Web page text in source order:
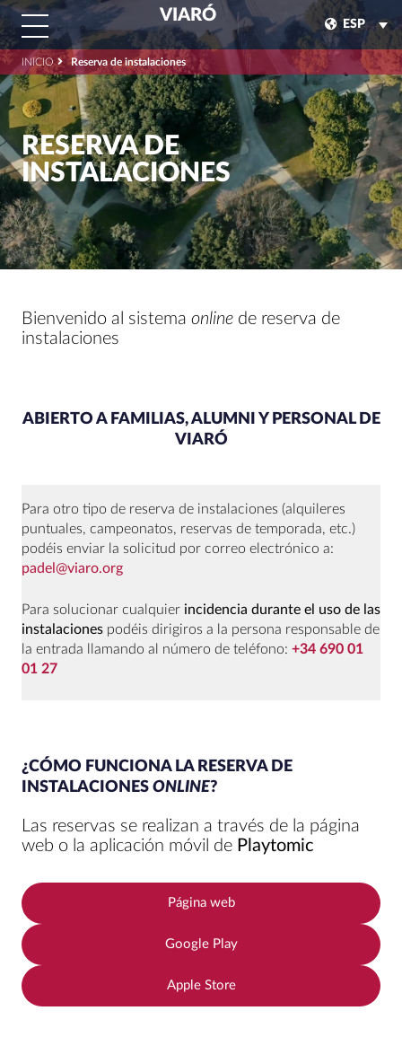
VIARÓ
ESP
INICIO Reserva de instalaciones
RESERVA DE
INSTALACIONES
Bienvenido al sistema online de reserva de
instalaciones
ABIERTO A FAMILIAS, ALUMNI Y PERSONAL DE
VIARÓ
Para otro tipo de reserva de instalaciones (alquileres
puntuales, campeonatos, reservas de temporada, etc.)
podéis enviar la solicitud por correo electrónico a:
padel@viaro.org
Para solucionar cualquier incidencia durante el uso de las
instalaciones podéis dirigiros a la persona responsable de
la entrada llamando al número de teléfono: +34 690 01
01 27
¿CÓMO FUNCIONA LA RESERVA DE
INSTALACIONES ONLINE?
Las reservas se realizan a través de la página
web o la aplicación móvil de Playtomic
Página web
Google Play
Apple Store